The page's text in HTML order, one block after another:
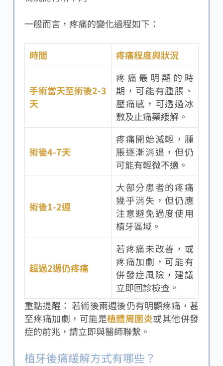
一般而言，疼痛的變化過程如下：
時間 疼痛程度與狀況
手術當天至術後2-3
天
疼痛最明顯的時
期，可能有腫脹、
壓痛感，可透過冰
敷及止痛藥緩解。
術後4-7天
疼痛開始減輕，腫
脹逐漸消退，但仍
可能有輕微不適。
術後1-2週
大部分患者的疼痛
幾乎消失，但仍應
注意避免過度使用
植牙區域。
超過2週仍疼痛
若疼痛未改善，或
疼痛加劇，可能有
併發症風險，建議
立即回診檢查。
重點提醒： 若術後兩週後仍有明顯疼痛，甚
至疼痛加劇，可能是植體周圍炎或其他併發
症的前兆，請立即與醫師聯繫。
植牙後痛緩解方式有哪些？